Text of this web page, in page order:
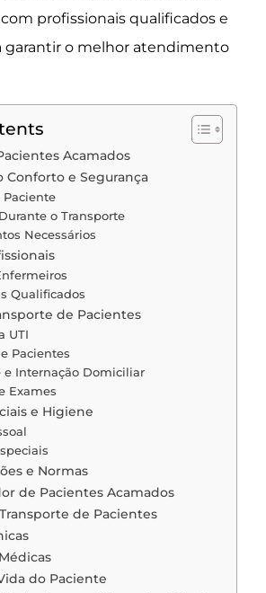
profissionais qualificados e
garantir o melhor atendimento
Acamados
Conforto e Segurança
Paciente
o Transporte
Necessários
Qualificados
de Pacientes
UTI
Pacientes
e Internação Domiciliar
Exames
e Higiene
e Normas
de Pacientes Acamados
de Pacientes
do Paciente